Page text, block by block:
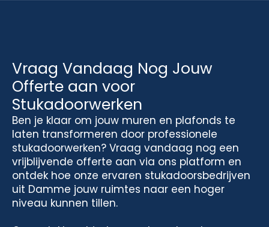
Vraag Vandaag Nog Jouw
Offerte aan voor
Stukadoorwerken
Ben je klaar om jouw muren en plafonds te
laten transformeren door professionele
stukadoorwerken? Vraag vandaag nog een
vrijblijvende offerte aan via ons platform en
ontdek hoe onze ervaren stukadoorsbedrijven
uit Damme jouw ruimtes naar een hoger
niveau kunnen tillen.